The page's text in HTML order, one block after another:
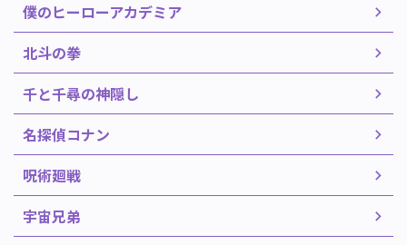
僕のヒーローアカデミア
北斗の拳
千と千尋の神隠し
名探偵コナン
呪術廻戦
宇宙兄弟